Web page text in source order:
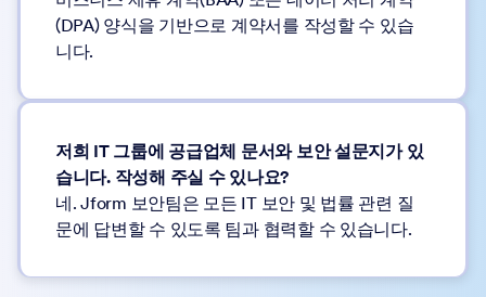
(DPA) 양식을 기반으로 계약서를 작성할 수 있습
니다.
저희 IT 그룹에 공급업체 문서와 보안 설문지가 있
습니다. 작성해 주실 수 있나요?
네. Jform 보안팀은 모든 IT 보안 및 법률 관련 질
문에 답변할 수 있도록 팀과 협력할 수 있습니다.